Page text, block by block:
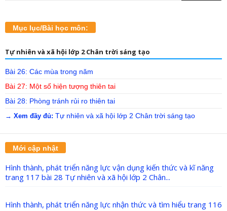
Mục lục/Bài học môn:
Tự nhiên và xã hội lớp 2 Chân trời sáng tạo
Bài 26: Các mùa trong năm
Bài 27: Một số hiện tượng thiên tai
Bài 28: Phòng tránh rủi ro thiên tai
→ Xem đầy đủ: Tự nhiên và xã hội lớp 2 Chân trời sáng tạo
Mới cập nhật
Hình thành, phát triển năng lực vận dụng kiến thức và kĩ năng
trang 117 bài 28 Tự nhiên và xã hội lớp 2 Chân...
Hình thành, phát triển năng lực nhận thức và tìm hiểu trang 116